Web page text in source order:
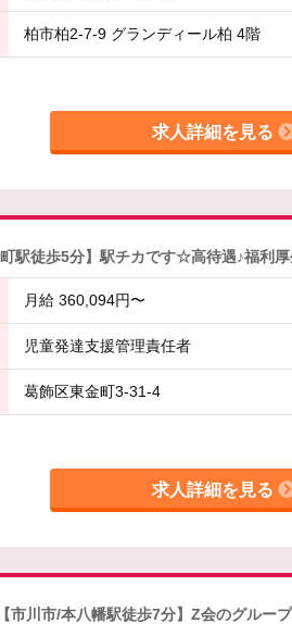
柏市柏2-7-9 グランディール柏 4階
求人詳細を見る
駅徒歩5分】駅チカです☆高待遇♪福利
月給 360,094円〜
児童発達支援管理責任者
葛飾区東金町3-31-4
求人詳細を見る
川市/本八幡駅徒歩7分】Z会のグルー